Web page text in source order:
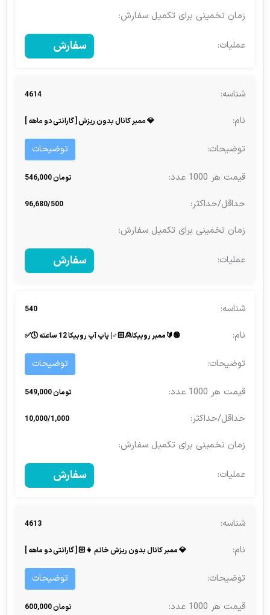
سفارش
4614
💎 ممبر کانال بدون ریزش [ گارانتی دو ماهه ]
توضیحات
تومان 546,000
96,680/500
سفارش
540
🟢🔰ممبر روبیکا🙎🏻♂| پاپ آپ روبیکا 12 ساعته 🕔✅️
توضیحات
تومان 549,000
10,000/1,000
سفارش
4613
💎 ممبر کانال بدون ریزش خانم 👧🏻 [ گارانتی دو ماهه ]
توضیحات
تومان 600,000